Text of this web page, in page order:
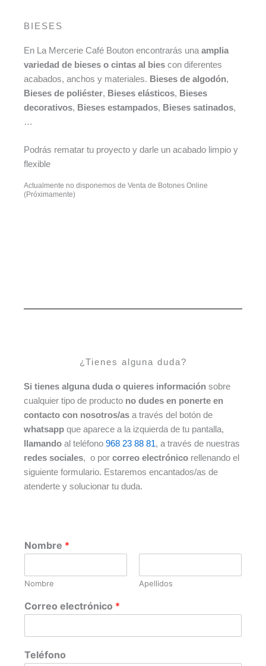
BIESES
En La Mercerie Café Bouton encontrarás una amplia
variedad de bieses o cintas al bies con diferentes
acabados, anchos y materiales. Bieses de algodón,
Bieses de poliéster, Bieses elásticos, Bieses
decorativos, Bieses estampados, Bieses satinados,
…
Podrás rematar tu proyecto y darle un acabado limpio y
flexible
Actualmente no disponemos de Venta de Botones Online
(Próximamente)
¿Tienes alguna duda?
Si tienes alguna duda o quieres información sobre
cualquier tipo de producto no dudes en ponerte en
contacto con nosotros/as a través del botón de
whatsapp que aparece a la izquierda de tu pantalla,
llamando al teléfono 968 23 88 81, a través de nuestras
redes sociales, o por correo electrónico rellenando el
siguiente formulario. Estaremos encantados/as de
atenderte y solucionar tu duda.
Nombre *
Nombre Apellidos
Correo electrónico *
Teléfono